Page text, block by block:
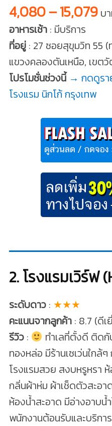
4,080 – 15,079บ
อาหารเช้า: มีบริการ
ที่อยู่: 27 ซอยสุขุมวิท 55
แขวงคลองตันเหนือ, เขต
โปรโมชั่นช่วงนี้ → กดดูรา
โรงแรม นิกโก้ กรุงเทพ
2. โรงแรมเวิร์ฟ
ระดับดาว: ★★★
คะแนนจากลูกค้า: 8.7 (ดีเ
รีวิว:
ทำเลที่ตั้งดี ติดกั
ทองหล่อ มีร้านเซเว่นใกล้
โรงแรมสวย สงบหรูหรา
กลิ่นผ้าห่ม ผ้าเช็ดตัวสะอ
ห้องน้ำสะอาด มีอ่างอาบ
พนักงานต้อนรับและบริกา